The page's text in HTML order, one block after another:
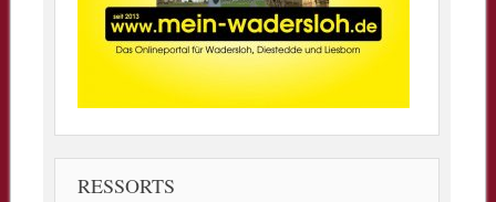
RESSORTS